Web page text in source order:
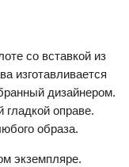
со вставкой из
изготавливается
дизайнером.
оправе.
образа.
экземпляре.